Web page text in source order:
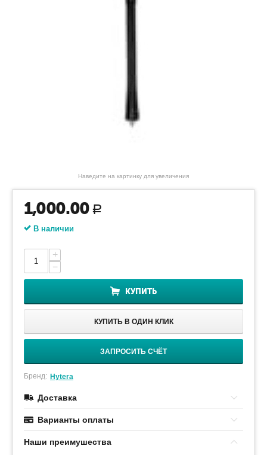
Наведите на картинку для увеличения
1,000.00 Р
В наличии
+
−
КУПИТЬ
КУПИТЬ В ОДИН КЛИК
ЗАПРОСИТЬ СЧЁТ
Бренд: Hytera
Доставка
Варианты оплаты
Наши преимушества